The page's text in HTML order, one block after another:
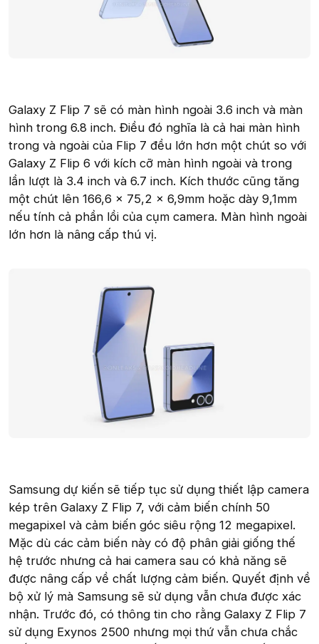
Galaxy Z Flip 7 sẽ có màn hình ngoài 3.6 inch và màn
hình trong 6.8 inch. Điều đó nghĩa là cả hai màn hình
trong và ngoài của Flip 7 đều lớn hơn một chút so với
Galaxy Z Flip 6 với kích cỡ màn hình ngoài và trong
lần lượt là 3.4 inch và 6.7 inch. Kích thước cũng tăng
một chút lên 166,6 x 75,2 x 6,9mm hoặc dày 9,1mm
nếu tính cả phần lồi của cụm camera. Màn hình ngoài
lớn hơn là nâng cấp thú vị.
Samsung dự kiến sẽ tiếp tục sử dụng thiết lập camera
kép trên Galaxy Z Flip 7, với cảm biến chính 50
megapixel và cảm biến góc siêu rộng 12 megapixel.
Mặc dù các cảm biến này có độ phân giải giống thế
hệ trước nhưng cả hai camera sau có khả năng sẽ
được nâng cấp về chất lượng cảm biến. Quyết định về
bộ xử lý mà Samsung sẽ sử dụng vẫn chưa được xác
nhận. Trước đó, có thông tin cho rằng Galaxy Z Flip 7
sử dụng Exynos 2500 nhưng mọi thứ vẫn chưa chắc